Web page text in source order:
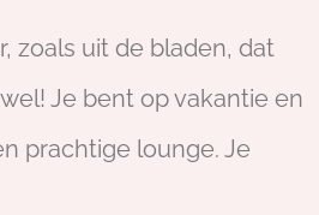
zoals uit de bladen, dat
Je bent op vakantie en
prachtige lounge. Je